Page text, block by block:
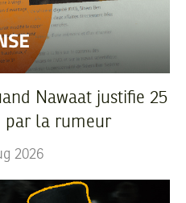
Nawaat justifie 25
par la rumeur
2026